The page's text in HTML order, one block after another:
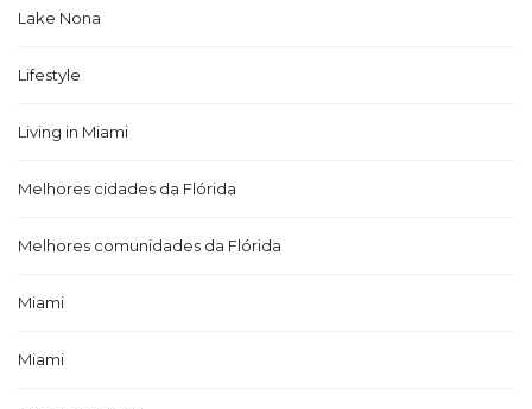
Lake Nona
Lifestyle
Living in Miami
Melhores cidades da Flórida
Melhores comunidades da Flórida
Miami
Miami